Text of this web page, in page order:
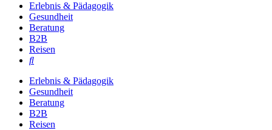
Erlebnis & Pädagogik
Gesundheit
Beratung
B2B
Reisen
Erlebnis & Pädagogik
Gesundheit
Beratung
B2B
Reisen